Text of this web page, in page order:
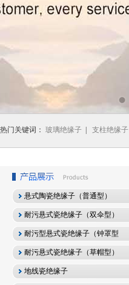
热门关键词： 玻璃绝缘子 支柱绝缘子
悬式陶瓷绝缘子（普通型）
耐污悬式瓷绝缘子（双伞型）
耐污型悬式瓷绝缘子（钟罩型
耐污悬式瓷绝缘子（草帽型）
地线瓷绝缘子